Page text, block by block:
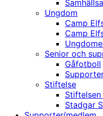
Ungdom
Camp
Camp
Senior och
Gåfotboll
Stiftelse
Stiftelsen
Stadgar